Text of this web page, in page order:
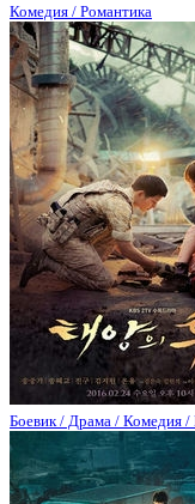
Комедия / Романтика
Боевик / Драма / Комедия